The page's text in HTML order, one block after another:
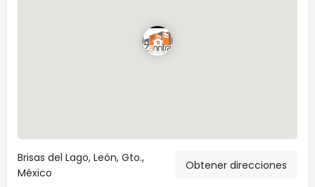
Brisas del Lago, León, Gto.,
México
Obtener direcciones